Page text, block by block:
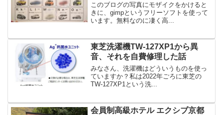
このブログの写真にモザイクをかけると
きに、gimpというフリーソフトを使って
います。無料なのに凄く高...
東芝洗濯機TW-127XP1から異
音、それを自費修理した話
みなさん、洗濯機はどういうものを使っ
ていますか？私は2022年ごろに東芝の
TW-127XP1という洗...
会員制高級ホテル エクシブ京都